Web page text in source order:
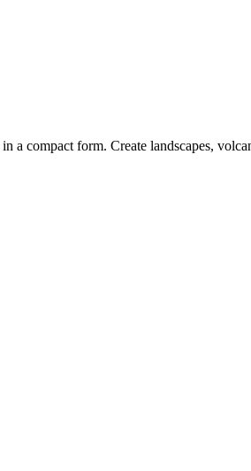
a compact form. Create landscapes,